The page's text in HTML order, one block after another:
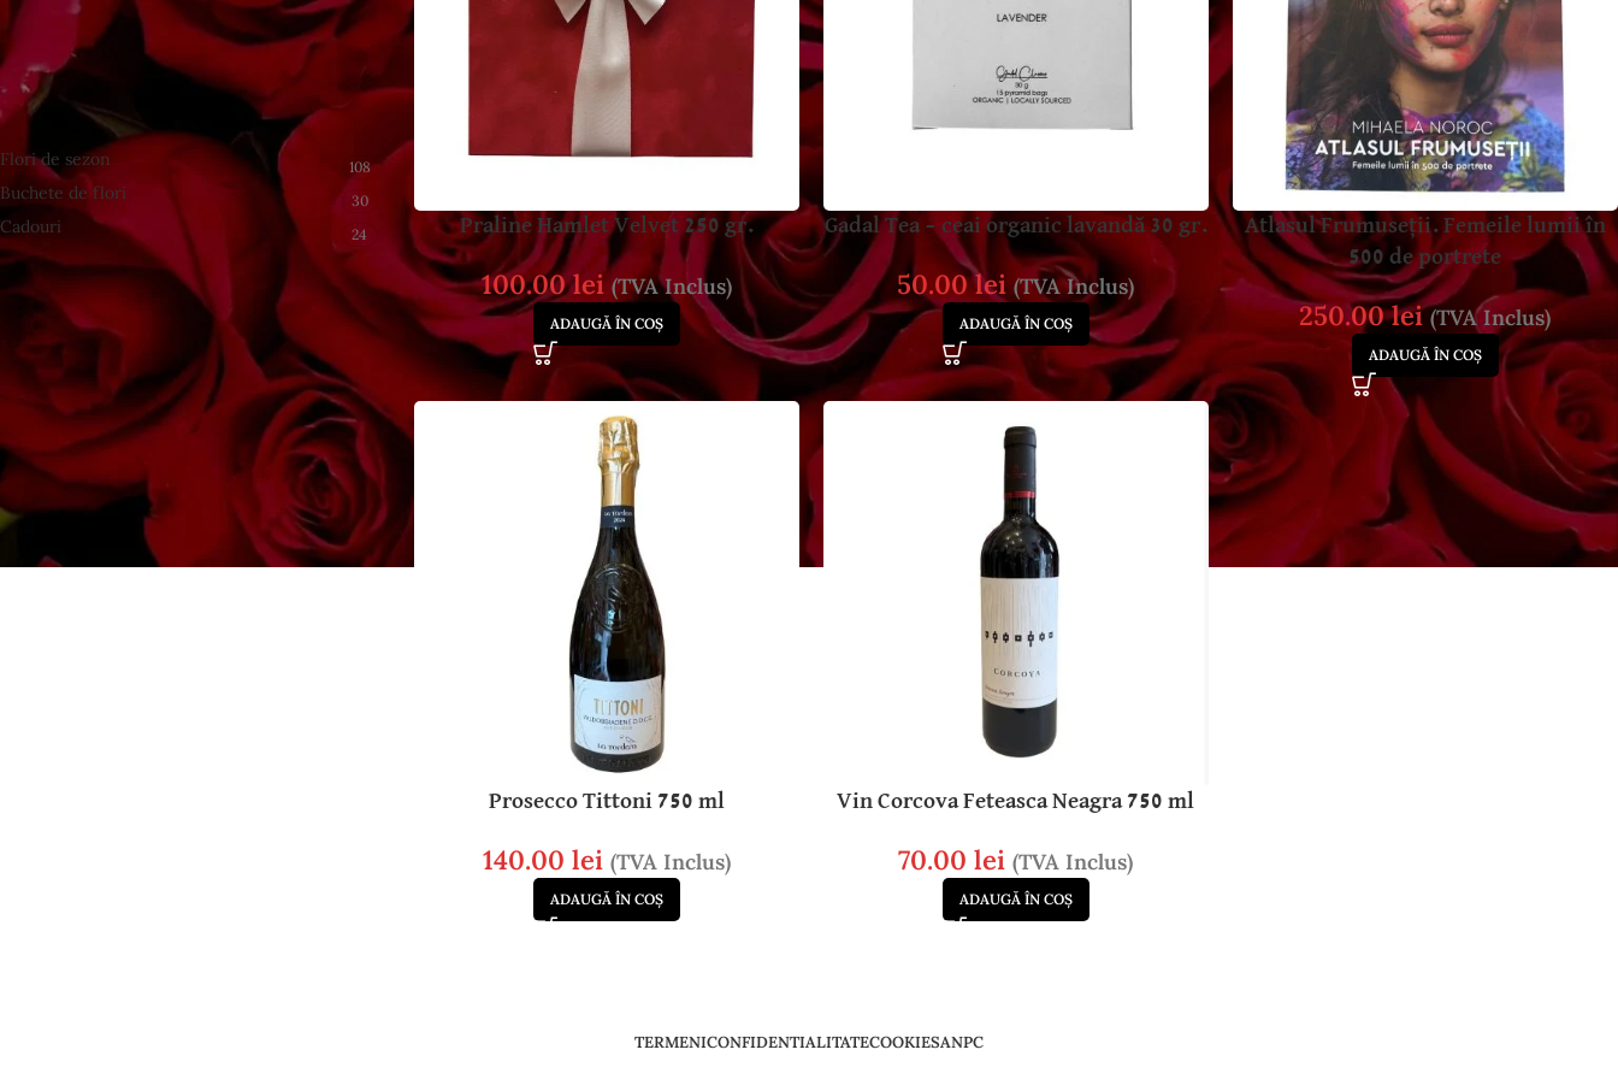
ÎNAPOI LA MAGAZIN
CATEGORII DE PRODUSE
Flori de sezon 108
Buchete de flori 30
Cadouri 24
FILTRARE PRODUSE
FILTREAZĂ
Praline Hamlet Velvet 250 gr.
100.00lei (TVA Inclus)
ADAUGĂ ÎN COȘ
Gadal Tea – ceai organic lavandă 30 gr.
50.00lei (TVA Inclus)
ADAUGĂ ÎN COȘ
Atlasul Frumuseții. Femeile lumii în
500 de portrete
250.00lei (TVA Inclus)
ADAUGĂ ÎN COȘ
Prosecco Tittoni 750 ml
140.00 lei (TVA Inclus)
ADAUGĂ ÎN COȘ
Vin Corcova Feteasca Neagra 750 ml
70.00lei (TVA Inclus)
ADAUGĂ ÎN COȘ
TERMENICONFIDENTIALITATECOOKIESANPC